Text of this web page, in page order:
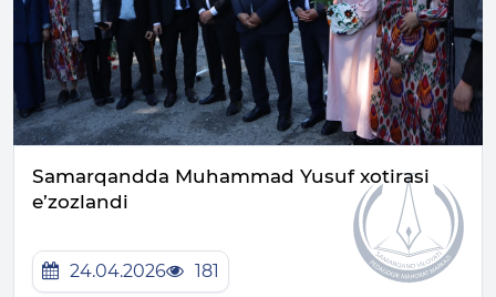
Samarqandda Muhammad Yusuf xotirasi
e’zozlandi
24.04.2026 181